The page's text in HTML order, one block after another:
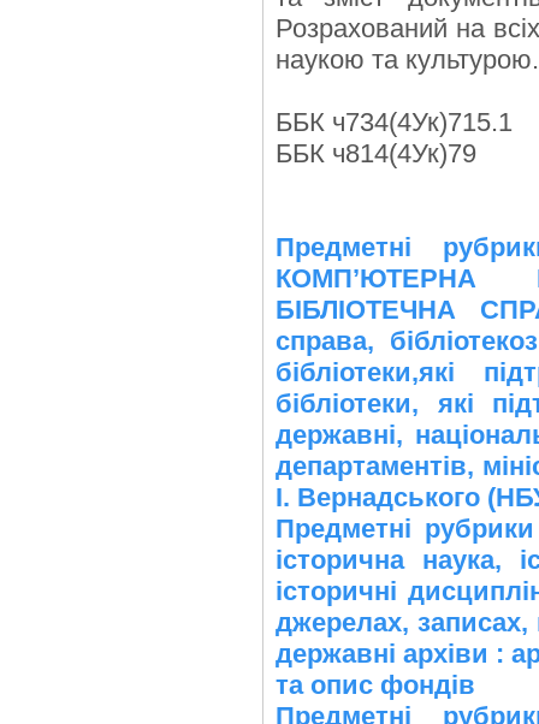
Розрахований на
наукою та культурою.
ББК ч734(4Ук)715.1
ББК ч814(4Ук)79
Предметні
КОМПʼЮТЕРНА
БІБЛІОТЕЧНА
справа,
бібліотеки,які
бібліотеки, які
державні,
департаментів,
І. Вернадського
Предметні
історична наука,
історичні
джерелах, записах,
державні архіви :
та опис фондів
Предметні